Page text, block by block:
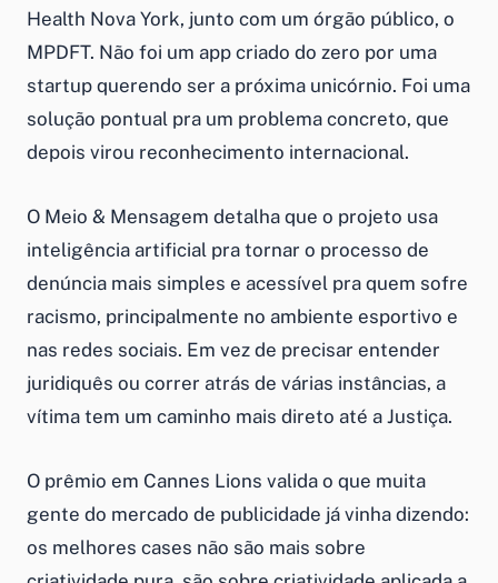
Health Nova York, junto com um órgão público, o
MPDFT. Não foi um app criado do zero por uma
startup querendo ser a próxima unicórnio. Foi uma
solução pontual pra um problema concreto, que
depois virou reconhecimento internacional.
O Meio & Mensagem detalha que o projeto usa
inteligência artificial pra tornar o processo de
denúncia mais simples e acessível pra quem sofre
racismo, principalmente no ambiente esportivo e
nas redes sociais. Em vez de precisar entender
juridiquês ou correr atrás de várias instâncias, a
vítima tem um caminho mais direto até a Justiça.
O prêmio em Cannes Lions valida o que muita
gente do mercado de publicidade já vinha dizendo:
os melhores cases não são mais sobre